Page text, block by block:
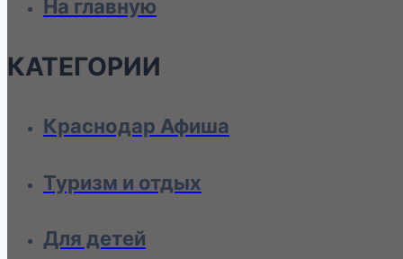
На главную
КАТЕГОРИИ
Краснодар Афиша
Туризм и отдых
Для детей